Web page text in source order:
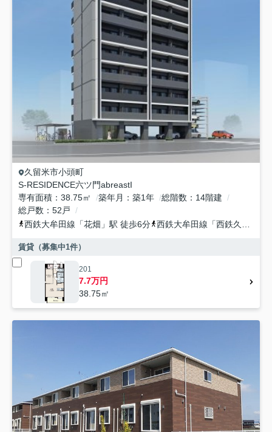
久留米市小頭町
S-RESIDENCE六ツ門abreastI
専有面積
38.75㎡ 築年月 築1年 総階数
14階建
総戸数
52戸
西鉄大牟田線 「花畑 」駅 徒歩6分 西鉄大牟田線 「西鉄久留米
賃貸（募集中1件）
201
7.7万円
38.75㎡